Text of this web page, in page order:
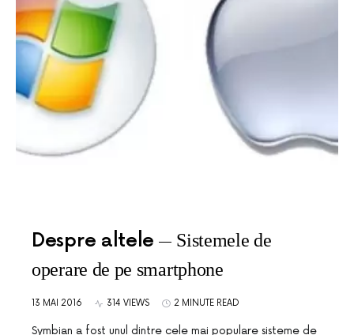
Despre altele
Sistemele de
operare de pe smartphone
13 MAI 2016 314 VIEWS 2 MINUTE READ
Symbian a fost unul dintre cele mai populare sisteme de